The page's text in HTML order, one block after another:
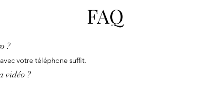
FAQ
?
votre téléphone suffit.
vidéo ?